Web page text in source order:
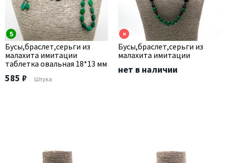
5
Бусы,браслет,серьги из
малахита имитации
таблетка овальная 18*13 мм
585 ₽ Штука
×
Бусы,браслет,серьги из
малахита имитации
нет в наличии